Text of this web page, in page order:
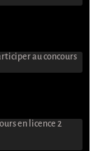
au concours
en licence 2